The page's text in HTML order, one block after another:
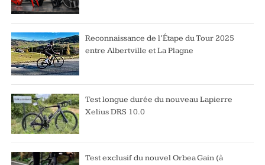
Reconnaissance de l’Étape du Tour 2025
entre Albertville et La Plagne
Test longue durée du nouveau Lapierre
Xelius DRS 10.0
Test exclusif du nouvel Orbea Gain (à